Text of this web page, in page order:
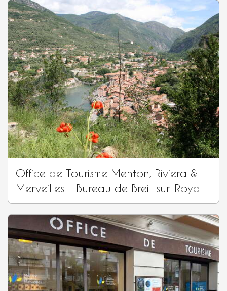
Office de Tourisme Menton, Riviera &
Merveilles - Bureau de Breil-sur-Roya